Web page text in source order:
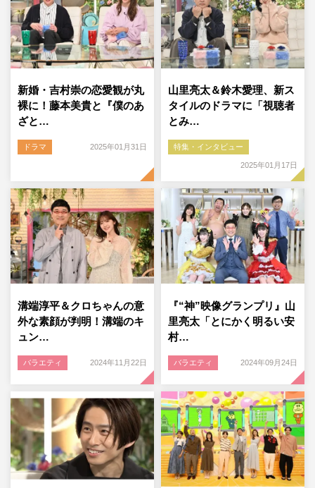
新婚・吉村崇の恋愛観が丸
裸に！藤本美貴と『僕のあ
ざと…
ドラマ 2025年01月31日
山里亮太＆鈴木愛理、新ス
タイルのドラマに「視聴者
とみ…
特集・インタビュー
2025年01月17日
溝端淳平＆クロちゃんの意
外な素顔が判明！溝端のキ
ュン…
バラエティ 2024年11月22日
『“神”映像グランプリ』山
里亮太「とにかく明るい安
村…
バラエティ 2024年09月24日